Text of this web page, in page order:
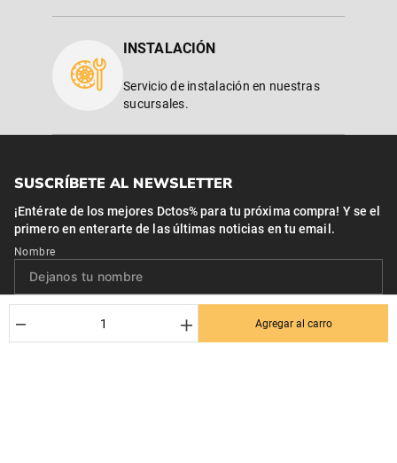
＋
－ Agregar al carro
INSTALACIÓN
Servicio de instalación en nuestras
sucursales.
SUSCRÍBETE AL NEWSLETTER
¡Entérate de los mejores Dctos% para tu próxima compra! Y se el
primero en enterarte de las últimas noticias en tu email.
Nombre